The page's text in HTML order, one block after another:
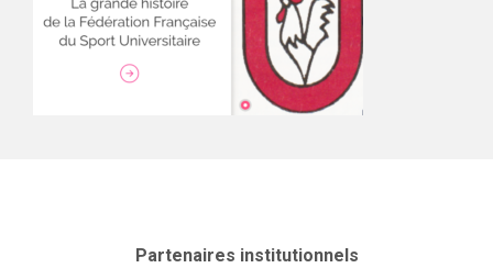
Partenaires institutionnels